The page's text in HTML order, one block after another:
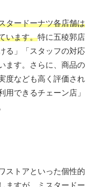
タードーナツ各店舗は
います。特に五稜郭店
る」「スタッフの対応
ます。さらに、商品の
度なども高く評価され
用できるチェーン店」
ストアといった個性的
ますが、ミスタードー